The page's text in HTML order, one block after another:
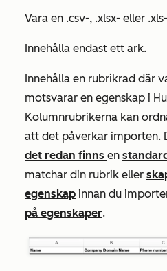
Vara en .csv-, .xlsx- eller
Innehålla endast ett ark.
Innehålla en rubrikrad där
motsvarar en egenskap i
Kolumnrubrikerna kan
att det påverkar importen.
det redan finns en
matchar din rubrik eller
egenskap innan du
på egenskaper.